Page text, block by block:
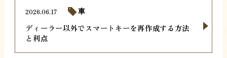
ディーラー以外でスマートキーを再作成する方法
と利点
2026.06.17 車